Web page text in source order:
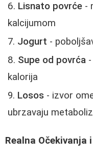
Lisnato povrće -
kalcijumom
Jogurt -
Supe od povrća
kalorija
Losos - izvor
ubrzavaju
Realna Očekivanja